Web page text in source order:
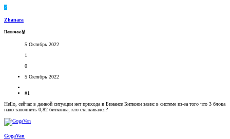
Z
Zhanara
Новичок🥉
5 Октябрь 2022
1
0
5 Октябрь 2022
#1
Hello, сейчас в данной ситуации нет прихода в Бинансе Биткоин завис в системе из-за того что 3 блока
надо заполнить 0,82 биткоина, кто сталкивался?
GogaVan